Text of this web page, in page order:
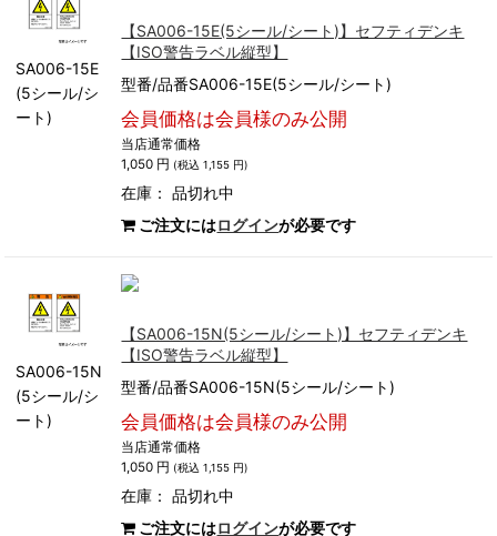
SA006-15E
(5シール/シ
ート)
【SA006-15E(5シール/シート)】セフティデンキ
【ISO警告ラベル縦型】
型番/品番SA006-15E(5シール/シート)
会員価格は会員様のみ公開
当店通常価格
1,050 円 (税込 1,155 円)
在庫：品切れ中
ご注文にはログインが必要です
SA006-15N
(5シール/シ
ート)
【SA006-15N(5シール/シート)】セフティデンキ
【ISO警告ラベル縦型】
型番/品番SA006-15N(5シール/シート)
会員価格は会員様のみ公開
当店通常価格
1,050 円 (税込 1,155 円)
在庫：品切れ中
ご注文にはログインが必要です